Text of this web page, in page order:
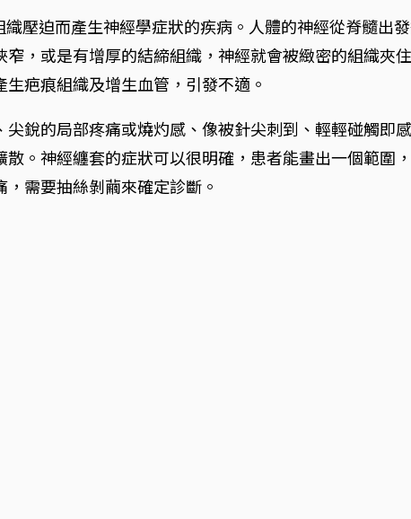
壓迫而產生神經學症狀的疾病。人體的神經從脊髓出
，或是有增厚的結締組織，神經就會被緻密的組織夾
疤痕組織及增生血管，引發不適。
銳的局部疼痛或燒灼感、像被針尖刺到、輕輕碰觸即
。神經纏套的症狀可以很明確，患者能畫出一個範圍
需要抽絲剝繭來確定診斷。